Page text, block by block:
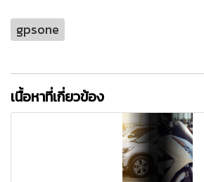
gpsone
เนื้อหาที่เกี่ยวข้อง